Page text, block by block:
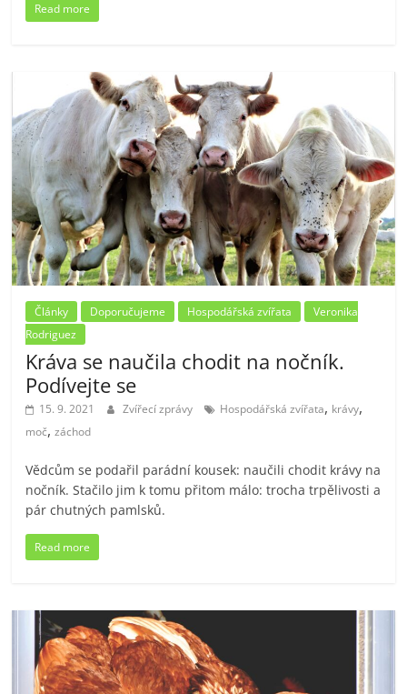
Read more
Články Doporučujeme Hospodářská zvířata
Veronika
Rodriguez
Kráva se naučila chodit na nočník.
Podívejte se
15. 9. 2021 Zvířecí zprávy Hospodářská zvířata, krávy,
moč,záchod
Vědcům se podařil parádní kousek: naučili chodit krávy na
nočník. Stačilo jim k tomu přitom málo: trocha trpělivosti a
pár chutných pamlsků.
Read more